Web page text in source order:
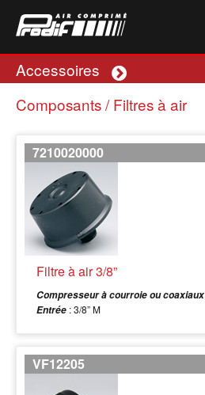
Accessoires Plus
Composants / Filtres à air
7210020000
Filtre à air 3/8”
Compresseur à courroie ou coaxiaux
Entrée : 3/8” M
VF12205